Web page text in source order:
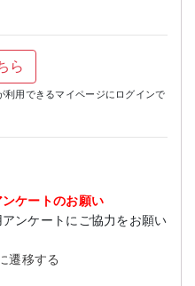
ら
利用できるマイページにログインで
ケートのお願い
ンケートにご協力をお願い
遷移する